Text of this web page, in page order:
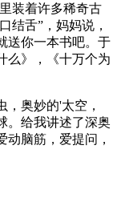
装着许多稀奇古
结舌”，妈妈说，
送你一本书吧。于
么》，《十万个为
奥妙的'太空，
。给我讲述了深奥
脑筋，爱提问，